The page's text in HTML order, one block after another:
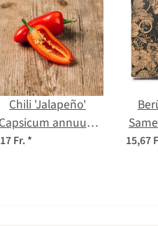
Chili 'Jalapeño'
annuum)
Samen
Fr.* 15,67